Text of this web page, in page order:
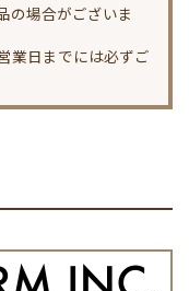
の場合がございま
業日までには必ずご